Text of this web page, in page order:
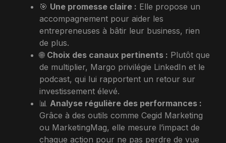
🎯 Une promesse claire : Elle propose un
accompagnement pour aider les
entrepreneuses à bâtir leur business, rien
de plus.
🌐 Choix des canaux pertinents : Plutôt que
de multiplier, Margo privilégie LinkedIn et le
podcast, qui lui rapportent un retour sur
investissement élevé.
📊 Analyse régulière des performances :
Grâce à des outils comme Cegid Marketing
ou MarketingMag, elle mesure l’impact de
chaque action pour ne pas perdre de vue